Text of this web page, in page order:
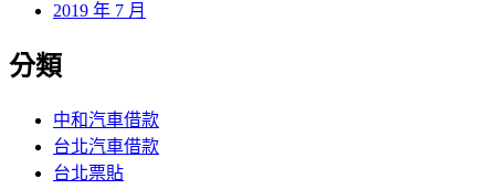
2019 年 7 月
分類
中和汽車借款
台北汽車借款
台北票貼